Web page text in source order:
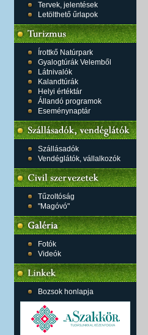
Tervek, jelentések
Letölthető űrlapok
Írottkő Natúrpark
Gyalogtúrák Velemből
Látnivalók
Kalandtúrák
Helyi értéktár
Állandó programok
Eseménynaptár
Szállásadók
Vendéglátók, vállalkozók
Tűzoltóság
"Magóvó"
Fotók
Videók
Bozsok honlapja